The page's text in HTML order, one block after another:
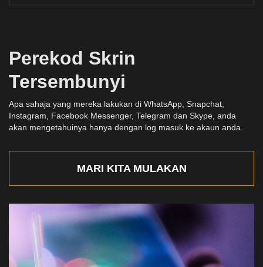
Perekod Skrin
Tersembunyi
Apa sahaja yang mereka lakukan di WhatsApp, Snapchat,
Instagram, Facebook Messenger, Telegram dan Skype, anda
akan mengetahuinya hanya dengan log masuk ke akaun anda.
MARI KITA MULAKAN